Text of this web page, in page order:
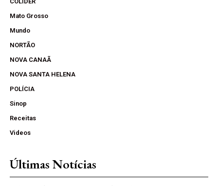
Mato Grosso
Mundo
NORTÃO
NOVA CANAÃ
NOVA SANTA HELENA
POLÍCIA
Sinop
Receitas
Videos
Últimas Notícias